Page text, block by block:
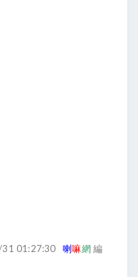
31 01:27:30喇嘛網編